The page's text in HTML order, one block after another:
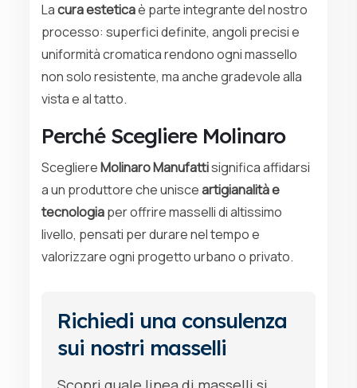
Lacura esteticaè parte integrante del nostro
processo: superfici definite, angoli precisi e
uniformità cromatica rendono ogni massello
non solo resistente, ma anche gradevole alla
vista e al tatto.
Perché Scegliere Molinaro
ScegliereMolinaro Manufattisignifica affidarsi
a un produttore che unisceartigianalità e
tecnologiaper offrire masselli di altissimo
livello, pensati per durare nel tempo e
valorizzare ogni progetto urbano o privato.
Richiedi una consulenza
sui nostri masselli